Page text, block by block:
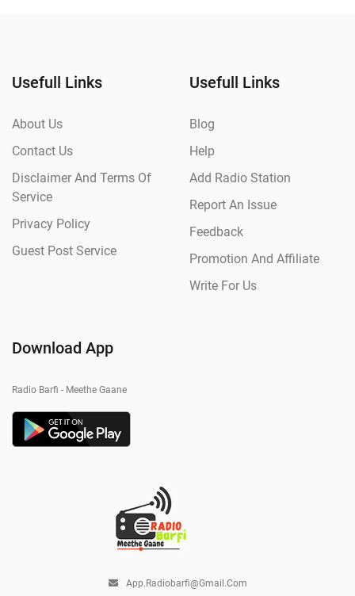
Usefull Links
About Us
Contact Us
Disclaimer And Terms Of
Service
Privacy Policy
Guest Post Service
Usefull Links
Blog
Help
Add Radio Station
Report An Issue
Feedback
Promotion And Affiliate
Write For Us
Download App
Radio Barfi - Meethe Gaane
App.radiobarfi@gmail.com